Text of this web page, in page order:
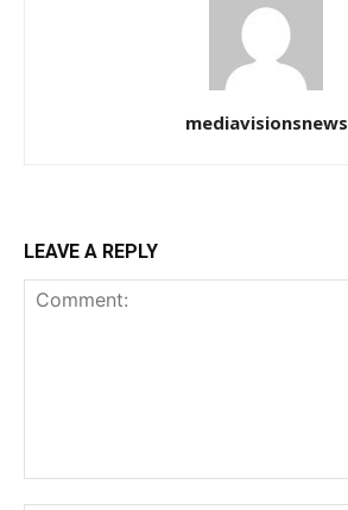
mediavisionsnews
LEAVE A REPLY